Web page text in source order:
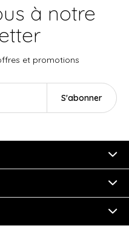
à notre
et promotions
S'abonner